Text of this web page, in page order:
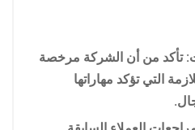
تأكد من أن الشركة مرخصة
التي تؤكد مهاراتها